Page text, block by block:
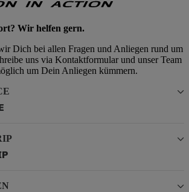
Wir helfen gern.
Dich bei allen Fragen und Anliegen rund um
uns via Kontaktformular und unser Team
um Dein Anliegen kümmern.